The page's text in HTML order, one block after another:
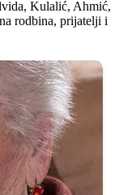
Kulalić, Ahmić,
rodbina, prijatelji i